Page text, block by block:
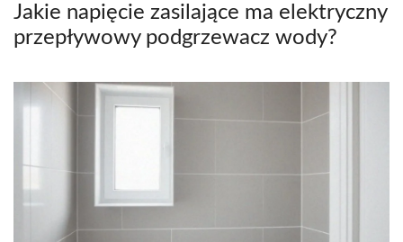
Jakie napięcie zasilające ma elektryczny
przepływowy podgrzewacz wody?